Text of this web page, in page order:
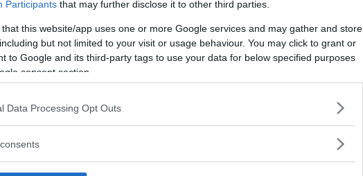
Participants that may further disclose it to other third parties.
that this website/app uses one or more Google services and may gather and store
but not limited to your visit or usage behaviour. You may click to grant or
to Google and its third-party tags to use your data for below specified purposes
consent section.
Data Processing Opt Outs
att bli ny favorit” Så står sig nya Toyota RAV4